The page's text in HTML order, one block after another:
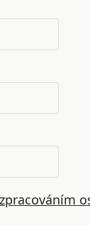
zpracováním